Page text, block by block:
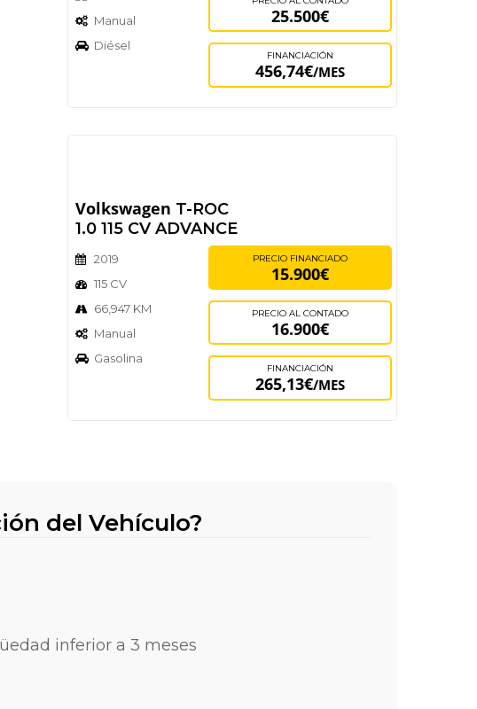
Manual
Diésel
25.500€
FINANCIACIÓN
456,74€/MES
Volkswagen T-ROC
1.0 115 CV ADVANCE
2019
115 CV
66,947 KM
Manual
Gasolina
PRECIO FINANCIADO
15.900€
PRECIO AL CONTADO
16.900€
FINANCIACIÓN
265,13€/MES
del Vehículo?
inferior a 3 meses